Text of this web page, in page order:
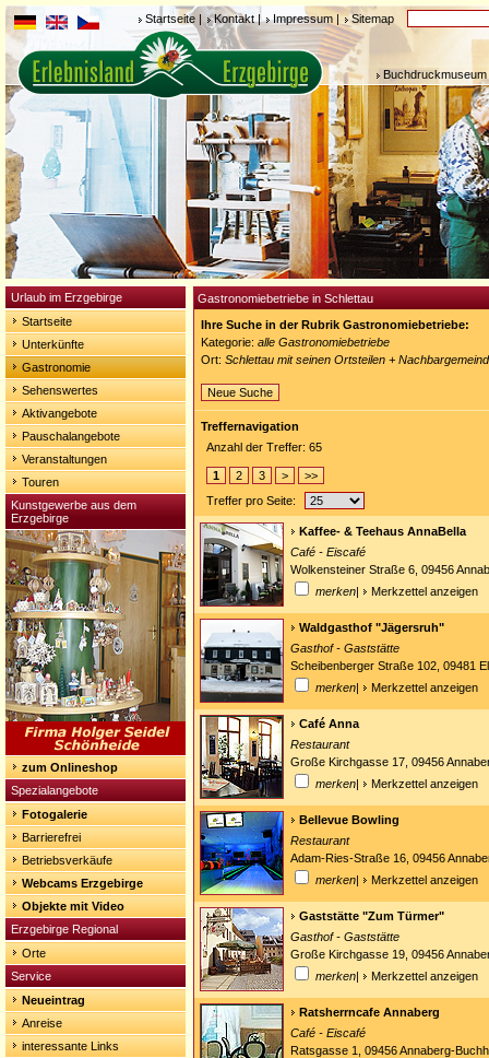
Startseite | Kontakt | Impressum | Sitemap
Urlaub im Erzgebirge
Startseite
Unterkünfte
Gastronomie
Sehenswertes
Aktivangebote
Pauschalangebote
Veranstaltungen
Touren
Kunstgewerbe aus dem
Erzgebirge
zum Onlineshop
Spezialangebote
Fotogalerie
Barrierefrei
Betriebsverkäufe
Webcams Erzgebirge
Objekte mit Video
Erzgebirge Regional
Orte
Service
Neueintrag
Anreise
interessante Links
Gastronomiebetriebe in Schlettau
Ihre Suche in der Rubrik Gastronomiebetriebe:
Kategorie: alle Gastronomiebetriebe
Ort: Schlettau mit seinen Ortsteilen +
Neue Suche
Treffernavigation
Anzahl der Treffer: 65
1 2 3 >
>>
Treffer pro Seite:
Kaffee- & Teehaus AnnaBella
Café - Eiscafé
Wolkensteiner Straße 6, 09456
merken| Merkzettel anzeigen
Waldgasthof "Jägersruh"
Gasthof - Gaststätte
Scheibenberger Straße 102, 09481
merken| Merkzettel anzeigen
Café Anna
Restaurant
Große Kirchgasse 17, 09456
merken| Merkzettel anzeigen
Bellevue Bowling
Restaurant
Adam-Ries-Straße 16, 09456
merken| Merkzettel anzeigen
Gaststätte "Zum Türmer"
Gasthof - Gaststätte
Große Kirchgasse 19, 09456
merken| Merkzettel anzeigen
Ratsherrncafe Annaberg
Café - Eiscafé
Ratsgasse 1, 09456 Annaberg-